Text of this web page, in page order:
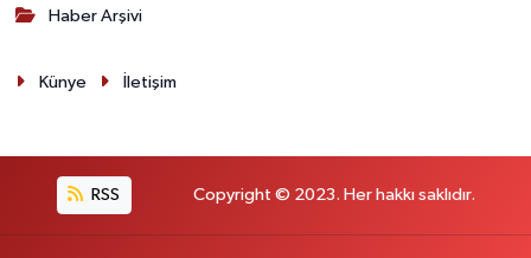
Haber Arşivi
Künye İletişim
RSS Copyright © 2023. Her hakkı saklıdır.